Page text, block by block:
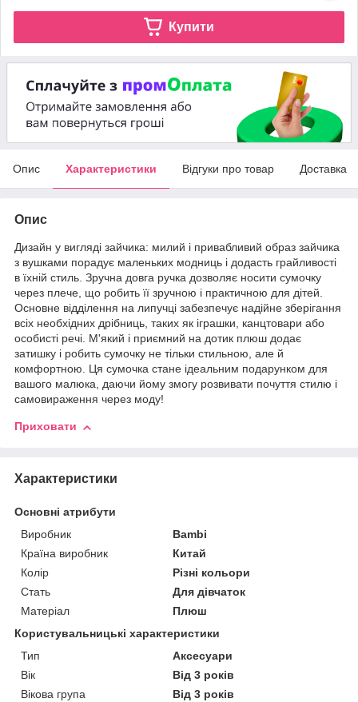
Купити
Опис Характеристики Відгуки про товар Доставка
Опис
Дизайн у вигляді зайчика: милий і привабливий образ зайчика
з вушками порадує маленьких модниць і додасть грайливості
в їхній стиль. Зручна довга ручка дозволяє носити сумочку
через плече, що робить її зручною і практичною для дітей.
Основне відділення на липучці забезпечує надійне зберігання
всіх необхідних дрібниць, таких як іграшки, канцтовари або
особисті речі. М'який і приємний на дотик плюш додає
затишку і робить сумочку не тільки стильною, але й
комфортною. Ця сумочка стане ідеальним подарунком для
вашого малюка, даючи йому змогу розвивати почуття стилю і
самовираження через моду!
Приховати
Характеристики
Основні атрибути
Виробник
Bambi
Країна виробник
Китай
Колір
Різні кольори
Стать
Для дівчаток
Матеріал
Плюш
Користувальницькі характеристики
Тип
Аксесуари
Вік
Від 3 років
Вікова група
Від 3 років